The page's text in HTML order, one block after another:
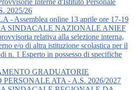
Interne d'Istituto Personale
2025/26
- Assemblea online 13 aprile ore 17-19
SINDACALE NAZIONALE ANIEF
relativa alla selezione interna,
e/o di altra istituzione scolastica per il
n. 1 Esperto in possesso di specifiche
GRADUATORIE
ATA - A.S. 2026/2027